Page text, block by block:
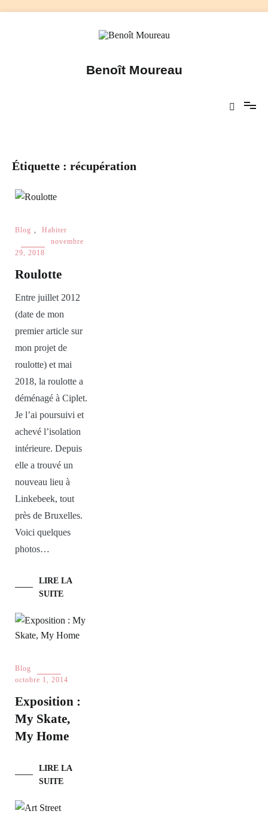
Benoît Moureau
Étiquette : récupération
Blog ,
Habiter
novembre
29, 2018
Roulotte
Entre juillet 2012
(date de mon
premier article sur
mon projet de
roulotte) et mai
2018, la roulotte a
déménagé à Ciplet.
Je l’ai poursuivi et
achevé l’isolation
intérieure. Depuis
elle a trouvé un
nouveau lieu à
Linkebeek, tout
près de Bruxelles.
Voici quelques
photos…
LIRE LA
SUITE
Blog
octobre 1, 2014
Exposition :
My Skate,
My Home
LIRE LA
SUITE